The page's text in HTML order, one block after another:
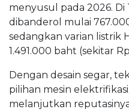
menyusul pada 2026. Di
dibanderol mulai
sedangkan varian listrik
1.491.000 baht (sekitar
Dengan desain segar,
pilihan mesin
melanjutkan